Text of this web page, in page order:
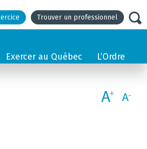
Trouver un professionnel
Exercer au Québec L’Ordre